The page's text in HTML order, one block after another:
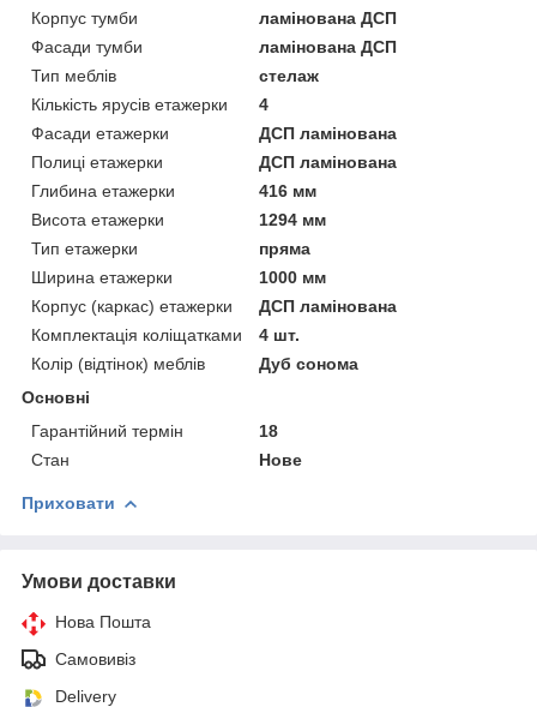
Корпус тумби
ламінована ДСП
Фасади тумби
ламінована ДСП
Тип меблів
стелаж
Кількість ярусів етажерки
4
Фасади етажерки
ДСП ламінована
Полиці етажерки
ДСП ламінована
Глибина етажерки
416 мм
Висота етажерки
1294 мм
Тип етажерки
пряма
Ширина етажерки
1000 мм
Корпус (каркас) етажерки
ДСП ламінована
Комплектація коліщатками
4 шт.
Колір (відтінок) меблів
Дуб сонома
Основні
Гарантійний термін
18
Стан
Нове
Приховати
Умови доставки
Нова Пошта
Самовивіз
Delivery